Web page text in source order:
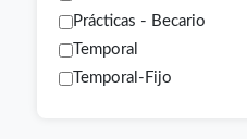
Prácticas - Becario
Temporal
Temporal-Fijo